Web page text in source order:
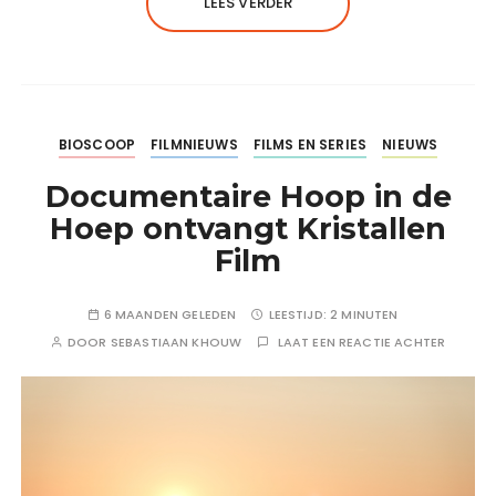
BIOSCOOP FILMNIEUWS FILMS EN SERIES NIEUWS
Documentaire Hoop in de
Hoep ontvangt Kristallen
Film
6 MAANDEN GELEDEN LEESTIJD:2 MINUTEN
DOOR SEBASTIAAN KHOUW LAAT EEN REACTIE ACHTER